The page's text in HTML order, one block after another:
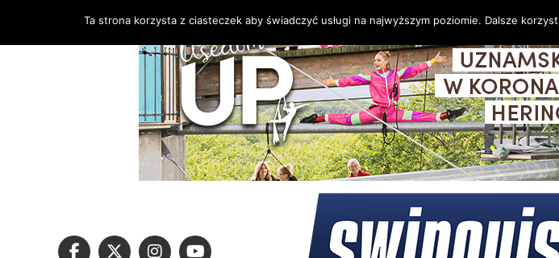
Ta strona korzysta z ciasteczek aby świadczyć usługi na najwyższym poziomie. Dalsze